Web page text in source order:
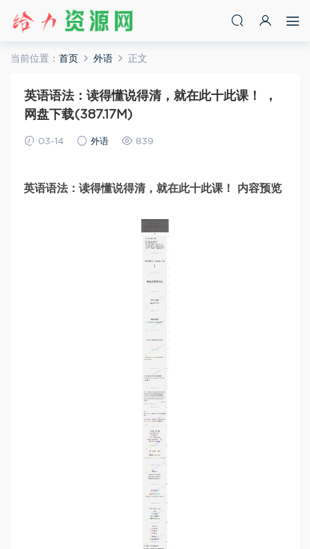
当前位置： 首页 外语 正文
英语语法：读得懂说得清，就在此十此课！ ，
网盘下载(387.17M)
03-14 外语 839
英语语法：读得懂说得清，就在此十此课！ 内容预览